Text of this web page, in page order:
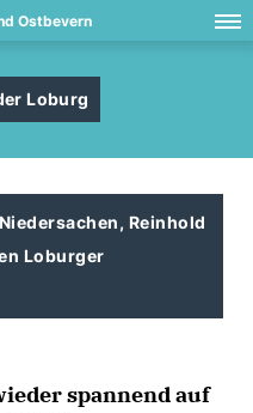
Ostbevern
Loburg
Reinhold
Loburger
spannend auf